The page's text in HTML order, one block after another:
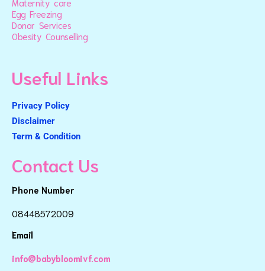
Egg Freezing
Donor Services
Obesity Counselling
Useful Links
Privacy Policy
Disclaimer
Term & Condition
Contact Us
Phone Number
08448572009
Email
info@babybloomivf.com